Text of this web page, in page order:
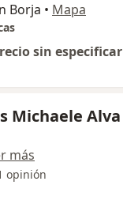
Borja • Mapa
sin especificar
Michaele Alva
más
opinión